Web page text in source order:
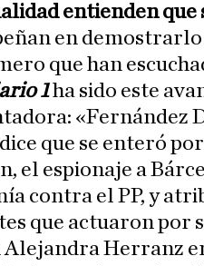
entienden que
en
que han
1ha sido este
«Fernández
que se enteró
el espionaje a
contra el PP, y
que actuaron por
Alejandra Herranz